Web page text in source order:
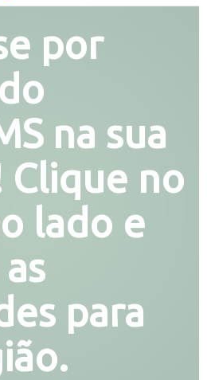
por
na sua
Clique no
lado e
para